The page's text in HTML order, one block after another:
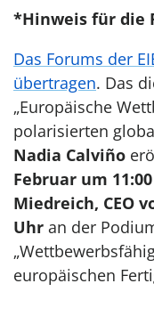
*Hinweis für die
Das Forums der
übertragen. Das
„Europäische
polarisierten
Nadia Calviño
Februar um
Miedreich, CEO
Uhr an der
europäischen